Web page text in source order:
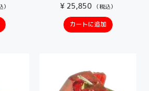
）
¥25,850 （税込）
カートに追加